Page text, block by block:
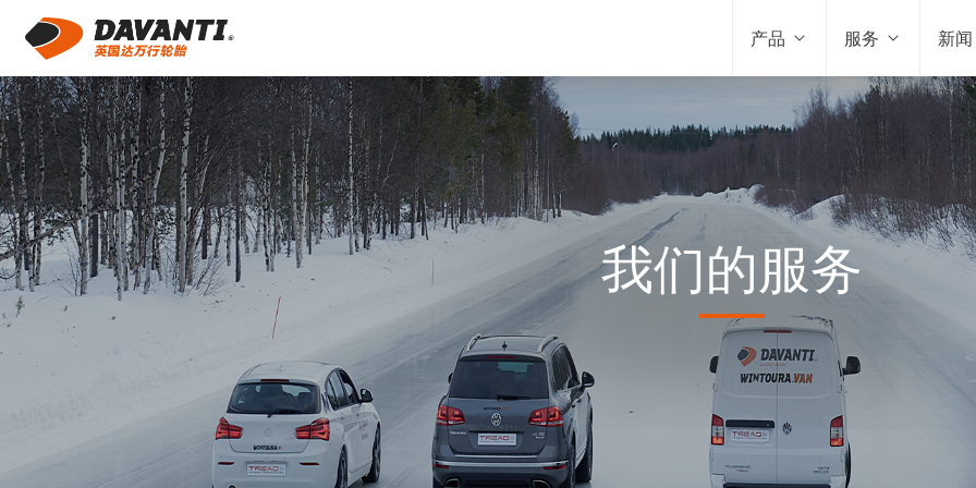
产品 服务 新闻
我们的服务